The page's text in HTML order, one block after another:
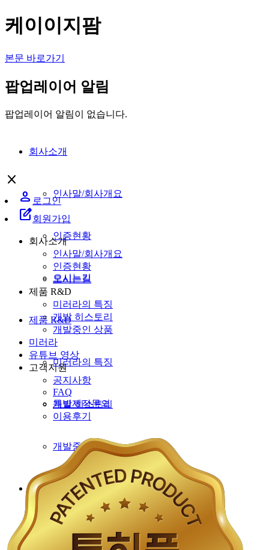
케이이지팜
본문 바로가기
팝업레이어 알림
팝업레이어 알림이 없습니다.
회사소개
인사말/회사개요
인증현황
오시는길
제품 R&D
미러라의 특징
개발 히스토리
개발중인 상품
미러라
유튜브 영상
close
person 로그인
edit_square회원가입
회사소개
인사말/회사개요
인증현황
오시는길
제품 R&D
미러라의 특징
개발 히스토리
개발중인 상품
미러라
유튜브 영상
고객지원
공지사항
FAQ
특별제작문의
이용후기